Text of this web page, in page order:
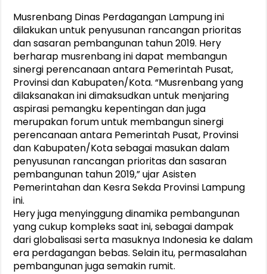
Musrenbang Dinas Perdagangan Lampung ini
dilakukan untuk penyusunan rancangan prioritas
dan sasaran pembangunan tahun 2019. Hery
berharap musrenbang ini dapat membangun
sinergi perencanaan antara Pemerintah Pusat,
Provinsi dan Kabupaten/Kota. “Musrenbang yang
dilaksanakan ini dimaksudkan untuk menjaring
aspirasi pemangku kepentingan dan juga
merupakan forum untuk membangun sinergi
perencanaan antara Pemerintah Pusat, Provinsi
dan Kabupaten/Kota sebagai masukan dalam
penyusunan rancangan prioritas dan sasaran
pembangunan tahun 2019,” ujar Asisten
Pemerintahan dan Kesra Sekda Provinsi Lampung
ini.
Hery juga menyinggung dinamika pembangunan
yang cukup kompleks saat ini, sebagai dampak
dari globalisasi serta masuknya Indonesia ke dalam
era perdagangan bebas. Selain itu, permasalahan
pembangunan juga semakin rumit.